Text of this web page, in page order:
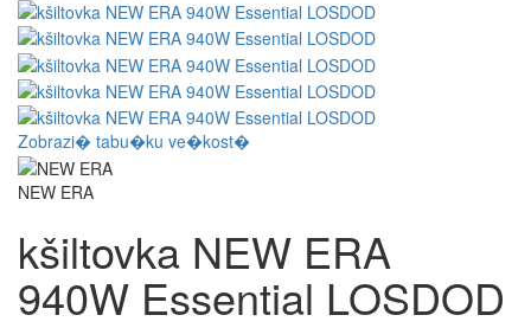
Zobrazi� tabu�ku ve�kost�
NEW ERA
kšiltovka NEW ERA
940W Essential LOSDOD